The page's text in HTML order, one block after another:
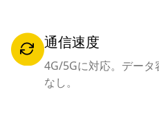
通信速度
4G/5Gに対応。デー
なし。